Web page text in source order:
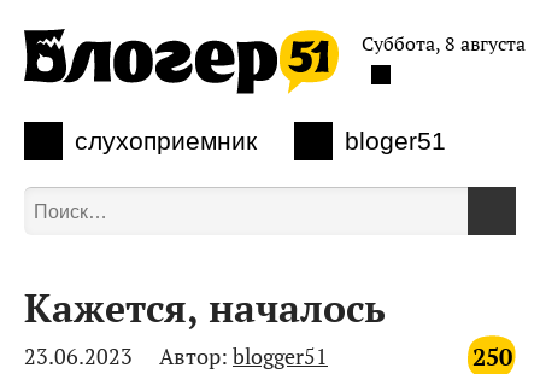
слухоприемник bloger51
Суббота, 8 августа
Кажется, началось
250
23.06.2023 Автор: blogger51